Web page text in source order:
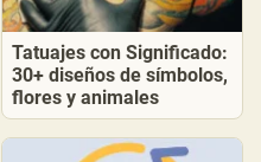
Tatuajes con Significado:
30+ diseños de símbolos,
flores y animales